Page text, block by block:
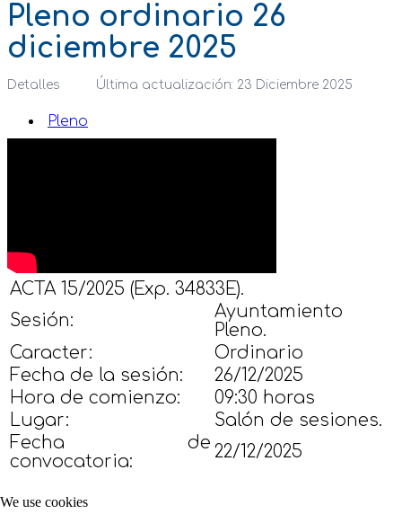
Pleno ordinario 26
diciembre 2025
Detalles Última actualización: 23 Diciembre 2025
Pleno
ACTA 15/2025 (Exp. 34833E).
Sesión:
Ayuntamiento
Pleno.
Caracter:
Ordinario
Fecha de la sesión:
26/12/2025
Hora de comienzo:
09:30 horas
Lugar:
Salón de sesiones.
Fecha de
convocatoria:
22/12/2025
We use cookies